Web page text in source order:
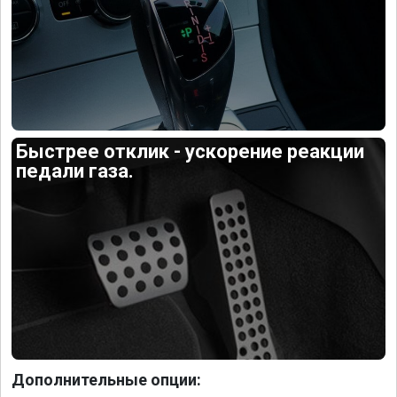
Быстрее отклик - ускорение реакции
педали газа.
Дополнительные опции: